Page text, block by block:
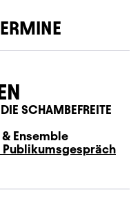
SCHAMBEFREITE
& Ensemble
Publikumsgespräch